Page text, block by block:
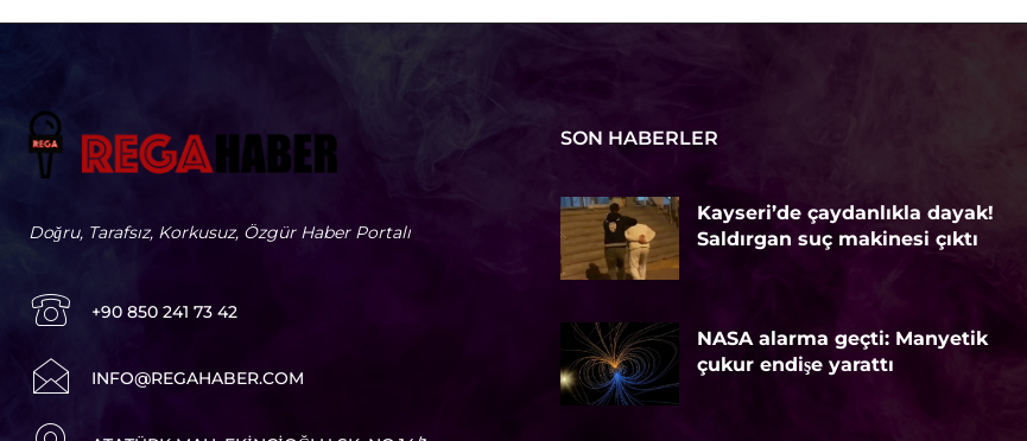
Doğru, Tarafsız, Korkusuz, Özgür Haber Portalı
+90 850 241 73 42
INFO@REGAHABER.COM
SON HABERLER
Kayseri’de çaydanlıkla dayak!
Saldırgan suç makinesi çıktı
NASA alarma geçti: Manyetik
çukur endişe yarattı